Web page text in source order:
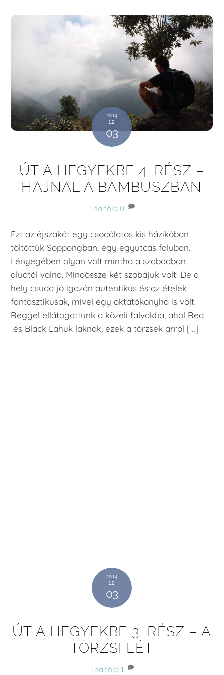
2014
12
03
ÚT A HEGYEKBE 4. RÉSZ –
HAJNAL A BAMBUSZBAN
Thaiföld 0
Ezt az éjszakát egy csodálatos kis házikóban
töltöttük Soppongban, egy egyutcás faluban.
Lényegében olyan volt mintha a szabadban
aludtál volna. Mindössze két szobájuk volt. De a
hely csuda jó igazán autentikus és az ételek
fantasztikusak, mivel egy oktatókonyha is volt.
Reggel ellátogattunk a közeli falvakba, ahol Red
és Black Lahuk laknak, ezek a törzsek arról […]
2014
12
03
ÚT A HEGYEKBE 3. RÉSZ – A
TÖRZSI LÉT
Thaiföld 1